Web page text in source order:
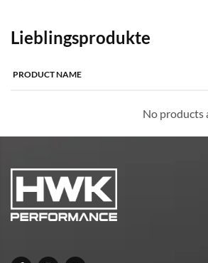
Lieblingsprodukte
PRODUCT NAME
No products